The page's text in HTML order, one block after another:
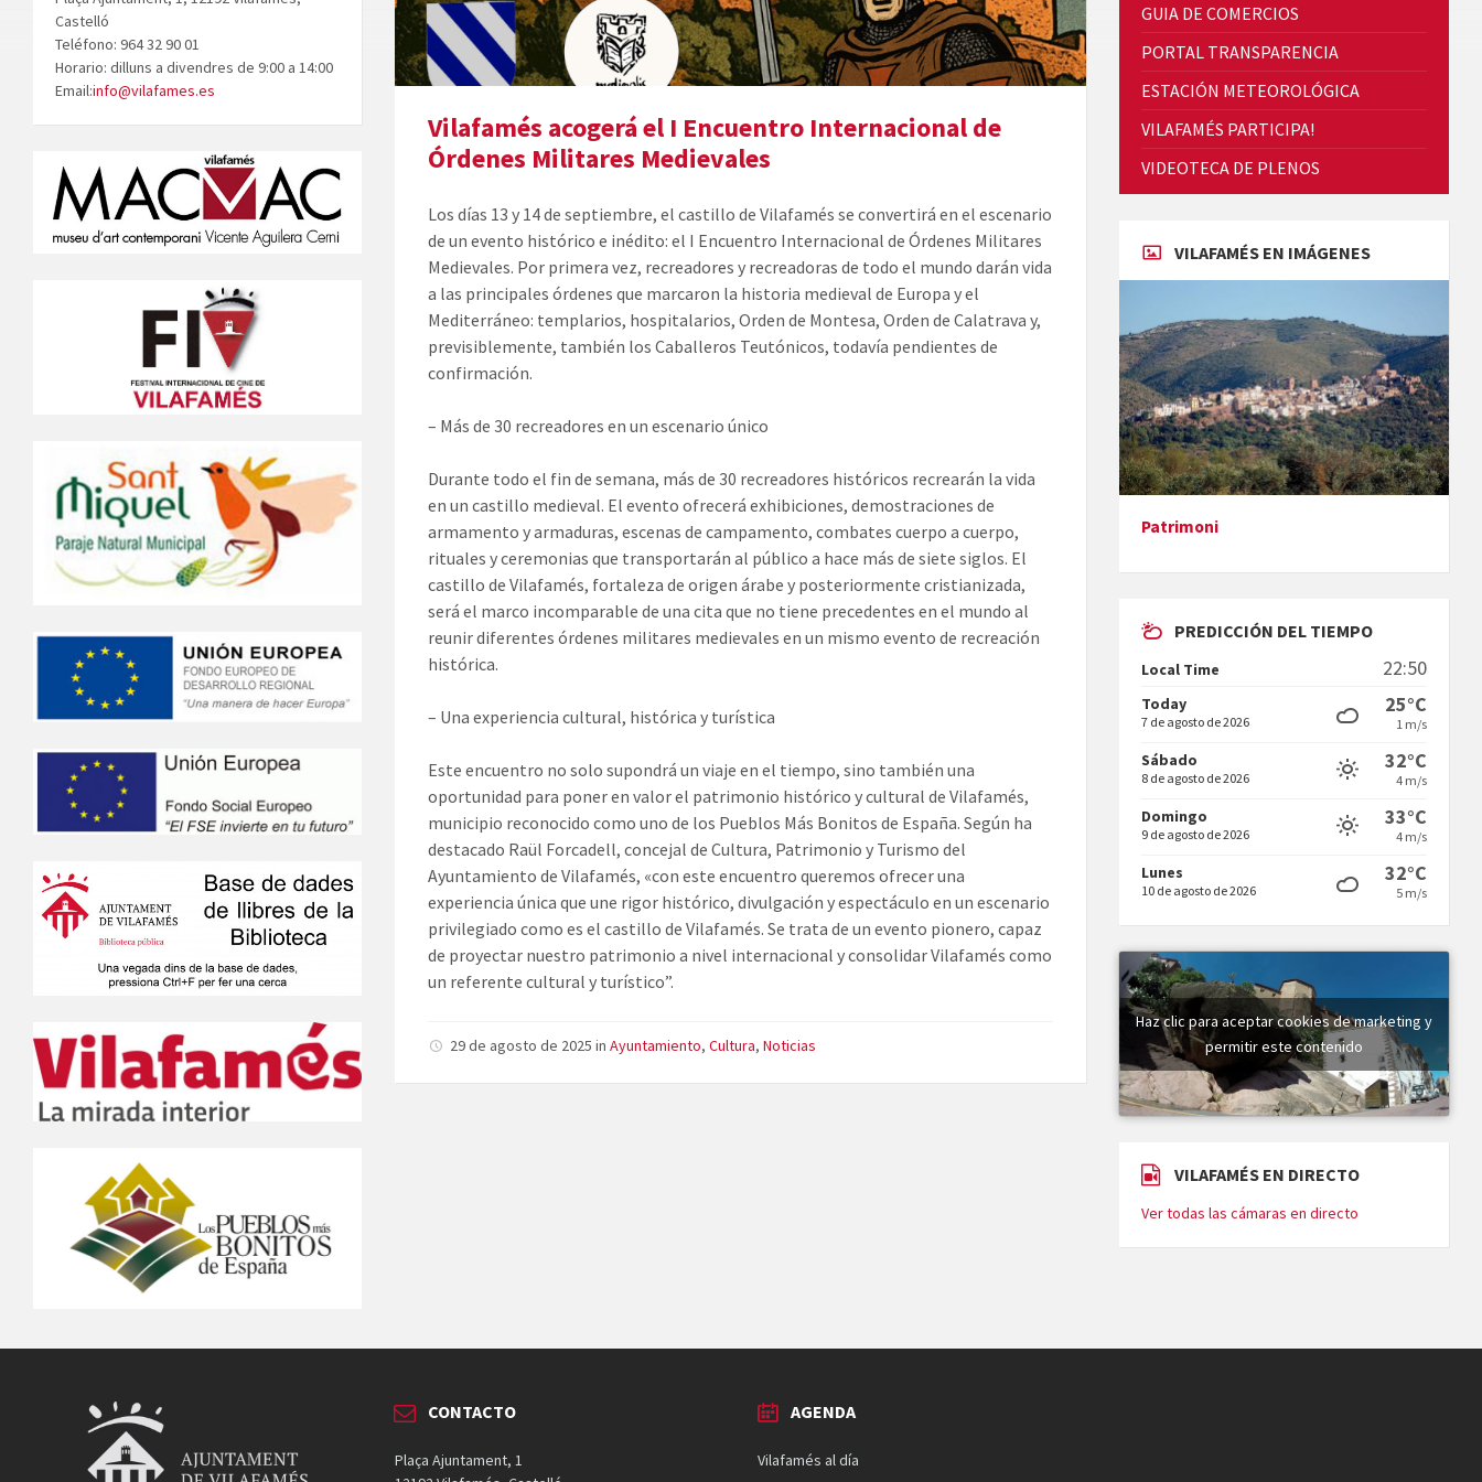
Vilafamés acogerá el I Encuentro Internacional de
Órdenes Militares Medievales
Los días 13 y 14 de septiembre, el castillo de Vilafamés se convertirá en el escenario
de un evento histórico e inédito: el I Encuentro Internacional de Órdenes Militares
Medievales. Por primera vez, recreadores y recreadoras de todo el mundo darán vida
a las principales órdenes que marcaron la historia medieval de Europa y el
Mediterráneo: templarios, hospitalarios, Orden de Montesa, Orden de Calatrava y,
previsiblemente, también los Caballeros Teutónicos, todavía pendientes de
confirmación.
– Más de 30 recreadores en un escenario único
Durante todo el fin de semana, más de 30 recreadores históricos recrearán la vida
en un castillo medieval. El evento ofrecerá exhibiciones, demostraciones de
armamento y armaduras, escenas de campamento, combates cuerpo a cuerpo,
rituales y ceremonias que transportarán al público a hace más de siete siglos. El
castillo de Vilafamés, fortaleza de origen árabe y posteriormente cristianizada,
será el marco incomparable de una cita que no tiene precedentes en el mundo al
reunir diferentes órdenes militares medievales en un mismo evento de recreación
histórica.
– Una experiencia cultural, histórica y turística
Este encuentro no solo supondrá un viaje en el tiempo, sino también una
oportunidad para poner en valor el patrimonio histórico y cultural de Vilafamés,
municipio reconocido como uno de los Pueblos Más Bonitos de España. Según ha
destacado Raül Forcadell, concejal de Cultura, Patrimonio y Turismo del
Ayuntamiento de Vilafamés, «con este encuentro queremos ofrecer una
experiencia única que une rigor histórico, divulgación y espectáculo en un escenario
privilegiado como es el castillo de Vilafamés. Se trata de un evento pionero, capaz
de proyectar nuestro patrimonio a nivel internacional y consolidar Vilafamés como
un referente cultural y turístico”.
29 de agosto de 2025inAyuntamiento,Cultura,Noticias
Castelló
Teléfono: 964 32 90 01
Horario: dilluns a divendres de 9:00 a 14:00
Email:info@vilafames.es
Cicle de Cine i Dones rurals
Concerts al Museu
mare&quot;, d'Emma Zafon
En Bum
Vermuts a la Font. Hit parit
GUIA DE COMERCIOS
PORTAL TRANSPARENCIA
ESTACIÓN METEOROLÓGICA
VILAFAMÉS PARTICIPA!
VIDEOTECA DE PLENOS
VILAFAMÉS EN IMÁGENES
Patrimoni
PREDICCIÓN DEL TIEMPO
Local Time 22:50
Today
7 de agosto de 2026
25°C
1 m/s
Sábado
8 de agosto de 2026
32°C
4 m/s
Domingo
9 de agosto de 2026
33°C
4 m/s
Lunes
10 de agosto de 2026
32°C
5 m/s
Haz clic para aceptar cookies de marketing y
permitir este contenido
VILAFAMÉS EN DIRECTO
Ver todas las cámaras en directo
CONTACTO
Plaça Ajuntament, 1
AGENDA
Vilafamés al día